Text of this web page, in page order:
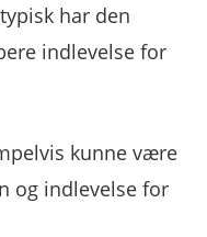
har den
indlevelse for
kunne være
og indlevelse for